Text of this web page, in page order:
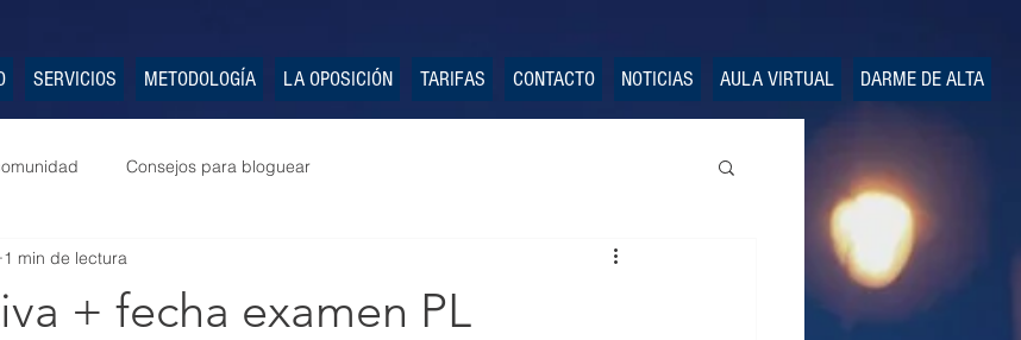
SERVICIOS METODOLOGÍA LA OPOSICIÓN TARIFAS CONTACTO NOTICIAS AULA VIRTUAL DARME DE ALTA
Consejos para bloguear
+ fecha examen PL
1 min de lectura